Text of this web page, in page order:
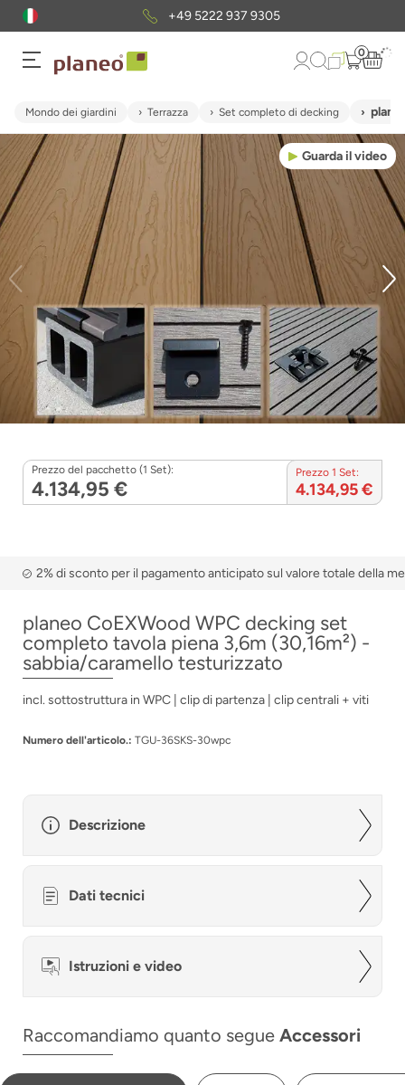
+49 5222 937 9305
0
Mondo dei giardini Terrazza Set completo di decking
Guarda il video
Prezzo del pacchetto (1 Set):
4.134,95 €
Prezzo 1 Set:
4.134,95 €
2% di sconto per il pagamento anticipato sul valore totale della
planeo CoEXWood WPC decking set
completo tavola piena 3,6m (30,16m²) -
sabbia/caramello testurizzato
incl. sottostruttura in WPC | clip di partenza | clip centrali + viti
Numero dell'articolo.: TGU-36SKS-30wpc
Descrizione
Dati tecnici
Istruzioni e video
Raccomandiamo quanto segue Accessori